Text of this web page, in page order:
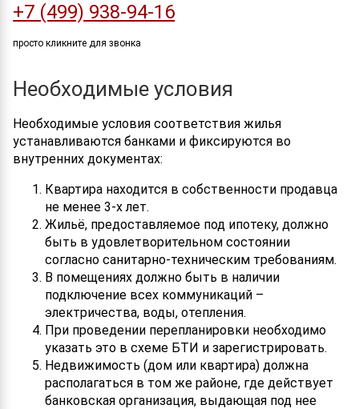
+7 (499) 938-94-16
просто кликните для звонка
Необходимые условия
Необходимые условия соответствия жилья
устанавливаются банками и фиксируются во
внутренних документах:
Квартира находится в собственности продавца
не менее 3-х лет.
Жильё, предоставляемое под ипотеку, должно
быть в удовлетворительном состоянии
согласно санитарно-техническим требованиям.
В помещениях должно быть в наличии
подключение всех коммуникаций –
электричества, воды, отепления.
При проведении перепланировки необходимо
указать это в схеме БТИ и зарегистрировать.
Недвижимость (дом или квартира) должна
располагаться в том же районе, где действует
банковская организация, выдающая под нее